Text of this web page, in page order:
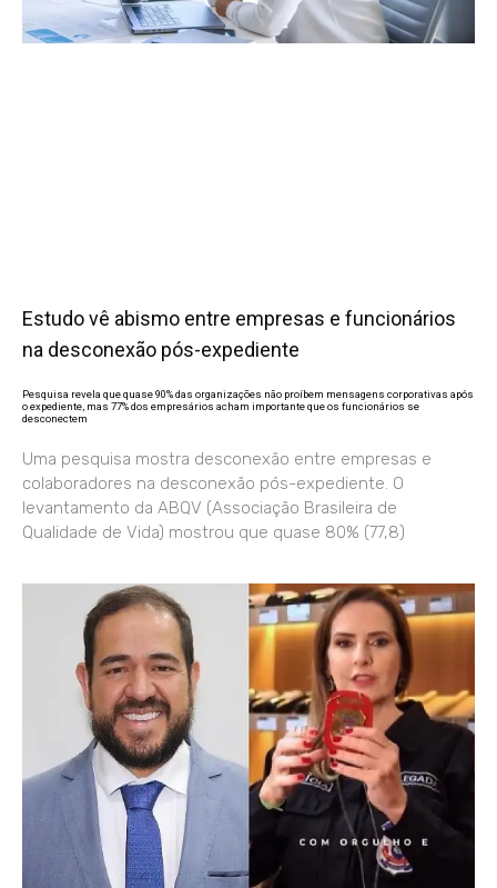
Estudo vê abismo entre empresas e funcionários
na desconexão pós-expediente
Pesquisa revela que quase 90% das organizações não proíbem mensagens corporativas após
o expediente, mas 77% dos empresários acham importante que os funcionários se
desconectem
Uma pesquisa mostra desconexão entre empresas e
colaboradores na desconexão pós-expediente. O
levantamento da ABQV (Associação Brasileira de
Qualidade de Vida) mostrou que quase 80% (77,8)